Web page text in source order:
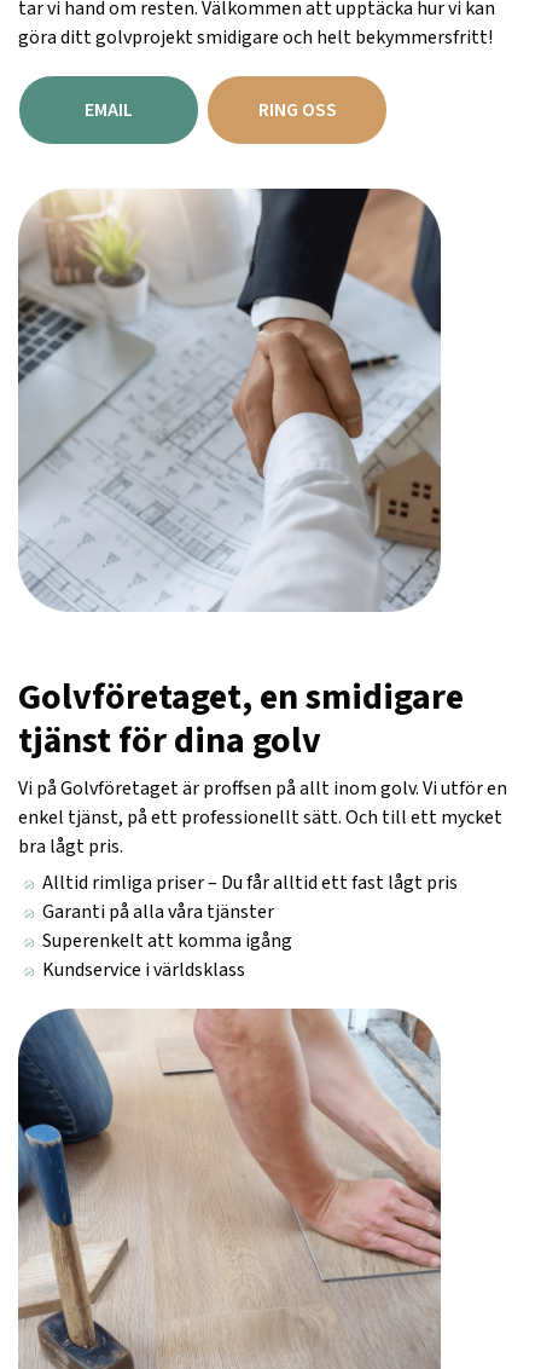
tar vi hand om resten. Välkommen att upptäcka hur vi kan
göra ditt golvprojekt smidigare och helt bekymmersfritt!
EMAIL RING OSS
Golvföretaget, en smidigare
tjänst för dina golv
Vi på Golvföretaget är proffsen på allt inom golv. Vi utför en
enkel tjänst, på ett professionellt sätt. Och till ett mycket
bra lågt pris.
Alltid rimliga priser – Du får alltid ett fast lågt pris
Garanti på alla våra tjänster
Superenkelt att komma igång
Kundservice i världsklass